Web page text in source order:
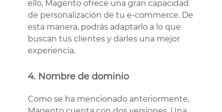
ello, Magento ofrece una gran capacidad
de personalización de tu e-commerce. De
esta manera, podrás adaptarlo a lo que
buscan tus clientes y darles una mejor
experiencia.
4. Nombre de dominio
Como se ha mencionado anteriormente,